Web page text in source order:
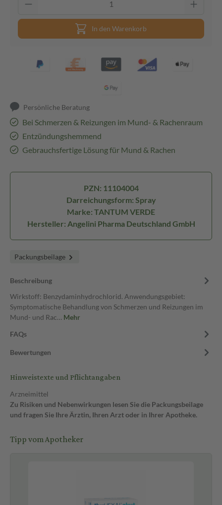
In den Warenkorb
Persönliche Beratung
Bei Schmerzen & Reizungen im Mund- & Rachenraum
Entzündungshemmend
Gebrauchsfertige Lösung für Mund & Rachen
PZN: 11104004
Darreichungsform: Spray
Marke: TANTUM VERDE
Hersteller: Angelini Pharma Deutschland GmbH
Packungsbeilage
Beschreibung
Wirkstoff: Benzydaminhydrochlorid. Anwendungsgebiet:
Symptomatische Behandlung von Schmerzen und Reizungen im
Mund- und Rac… Mehr
FAQs
Bewertungen
Hinweistexte und Pflichtangaben
Arzneimittel
Zu Risiken und Nebenwirkungen lesen Sie die Packungsbeilage
und fragen Sie Ihre Ärztin, Ihren Arzt oder in Ihrer Apotheke.
Tipp vom Apotheker